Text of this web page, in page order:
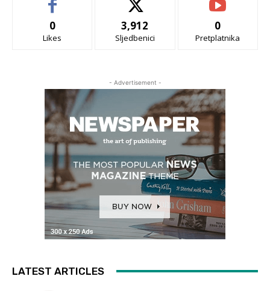
0
Likes
3,912
Sljedbenici
0
Pretplatnika
- Advertisement -
LATEST ARTICLES